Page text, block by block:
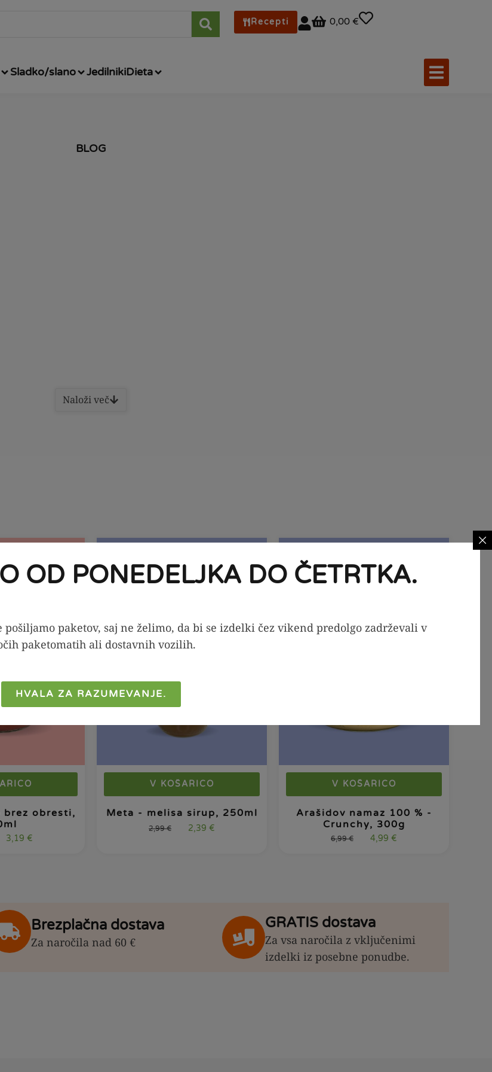
Recepti 0,00 €
Sladko/slano JedilnikiDieta
BLOG
Naloži več
brez obresti,
3,19 €
V KOŠARICO
Meta - melisa sirup, 250ml
2,99€ 2,39 €
V KOŠARICO
Arašidov namaz 100 % -
Crunchy, 300g
6,99€ 4,99 €
Brezplačna dostava
Za naročila nad 60 €
GRATIS dostava
Za vsa naročila z vključenimi
izdelki iz posebne ponudbe.
OD PONEDELJKA DO ČETRTKA.
paketov, saj ne želimo, da bi se izdelki čez vikend predolgo zadrževali v
paketomatih ali dostavnih vozilih.
HVALA ZA RAZUMEVANJE.